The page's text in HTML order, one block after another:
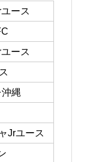
ース
ース
縄
Jrユース